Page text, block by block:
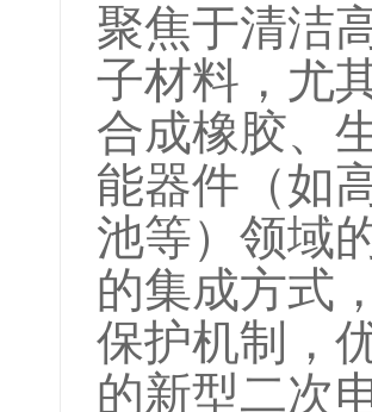
聚焦于清洁
子材料，尤
合成橡胶、
能器件（如
池等）领域
的集成方式
保护机制，
的新型二次